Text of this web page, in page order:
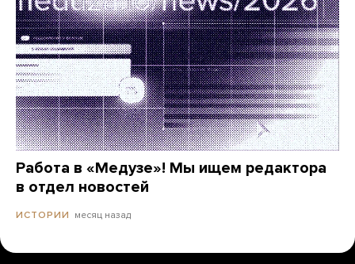
Работа в «Медузе»! Мы ищем редактора
в отдел новостей
ИСТОРИИ месяц назад